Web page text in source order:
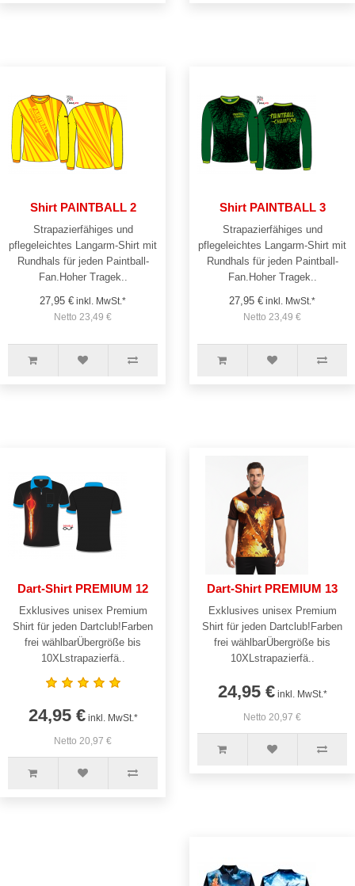
Shirt PAINTBALL 2
Strapazierfähiges und
pflegeleichtes Langarm-Shirt mit
Rundhals für jeden Paintball-
Fan.Hoher Tragek..
27,95 € inkl. MwSt.*
Netto 23,49 €
Shirt PAINTBALL 3
Strapazierfähiges und
pflegeleichtes Langarm-Shirt mit
Rundhals für jeden Paintball-
Fan.Hoher Tragek..
27,95 € inkl. MwSt.*
Netto 23,49 €
Dart-Shirt PREMIUM 12
Exklusives unisex Premium
Shirt für jeden Dartclub!Farben
frei wählbarÜbergröße bis
10XLstrapazierfä..
24,95 €inkl. MwSt.*
Netto 20,97 €
Dart-Shirt PREMIUM 13
Exklusives unisex Premium
Shirt für jeden Dartclub!Farben
frei wählbarÜbergröße bis
10XLstrapazierfä..
24,95 €inkl. MwSt.*
Netto 20,97 €